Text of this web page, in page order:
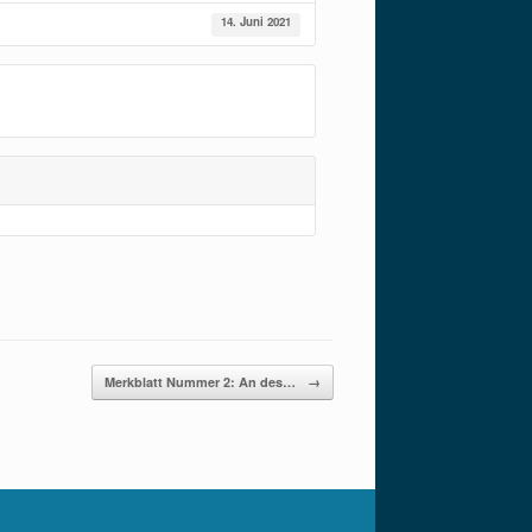
14. Juni 2021
Merkblatt Nummer 2: An des… →